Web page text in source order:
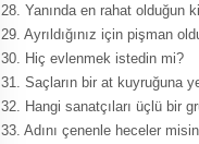
28. Yanında en rahat olduğun
29. Ayrıldığınız için pişman
30. Hiç evlenmek istedin mi?
31. Saçların bir at kuyruğuna
32. Hangi sanatçıları üçlü bir
33. Adını çenenle heceler